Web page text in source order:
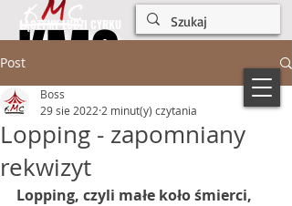
KMC
KMC
ŁĄCZYMY LUDZI CYRKU
Post
Lopping - zapomniany
rekwizyt
Boss
29 sie 2022 2 minut(y) czytania
Lopping, czyli małe koło śmierci,